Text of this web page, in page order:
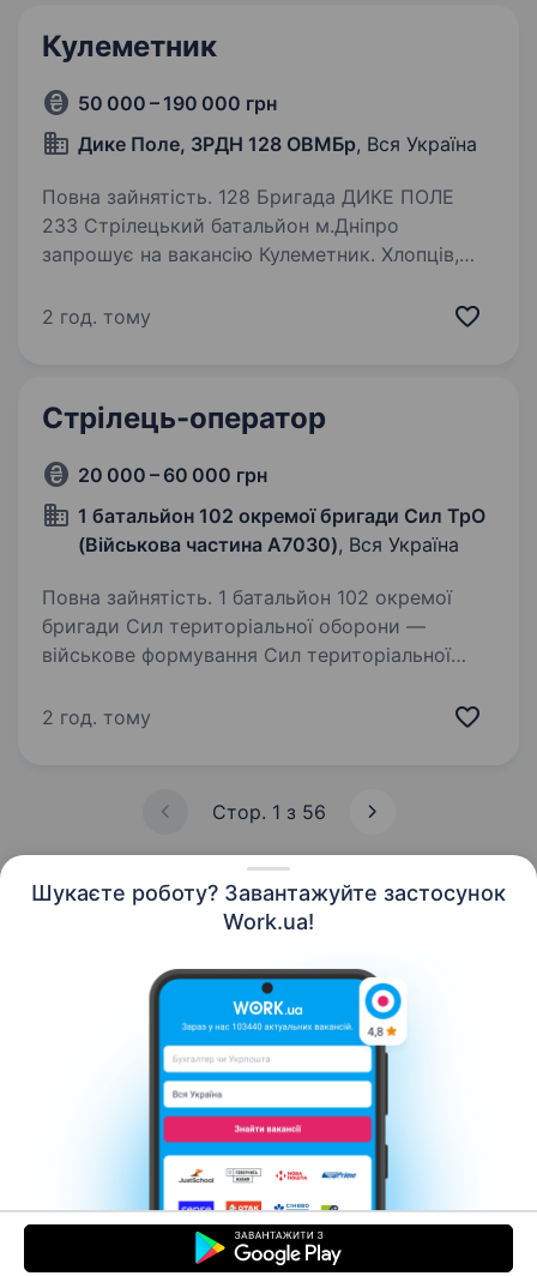
Шукаєте роботу? Завантажуйте застосунок
Work.ua!
Кулеметник
50 000 – 190 000 грн
Дике Поле, ЗРДН 128 ОВМБр, Вся Україна
Повна зайнятість. 128 Бригада ДИКЕ ПОЛЕ
233 Стрілецький батальйон м.Дніпро
запрошує на вакансію Кулеметник. Хлопців,
у 2014−2024 роках, при бажанні, можемо
2 год. тому
Стрілець-оператор
20 000 – 60 000 грн
1 батальйон 102 окремої бригади Сил ТрО
(Військова частина A7030), Вся Україна
Повна зайнятість. 1 батальйон 102 окремої
бригади Сил територіальної оборони —
військове формування Сил територіальної
Франківській області. Розгортання підрозділу
2 год. тому
Стор. 1 з 56
Контакти Про нас
Кар’єра
Допомога Умови використання